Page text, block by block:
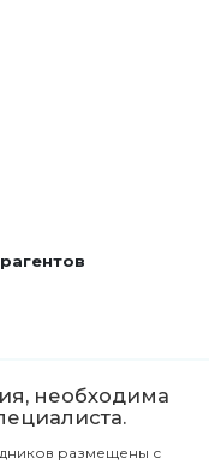
необходима
размещены с